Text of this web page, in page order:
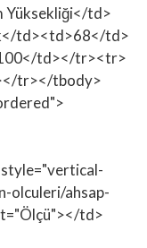
td>
td><td>68</td>
td></tr><tr>
tr></tbody>
olculeri/ahsap-
td>